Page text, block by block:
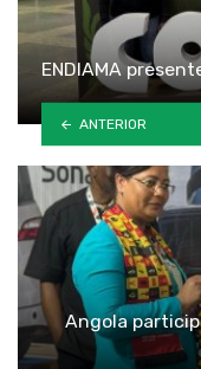
ENDIAMA
ANTERIOR
Angola